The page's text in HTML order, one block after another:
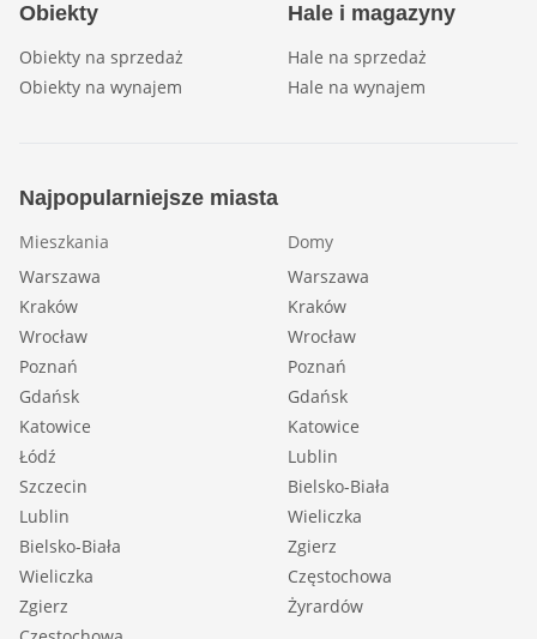
Obiekty
Obiekty na sprzedaż
Obiekty na wynajem
Hale i magazyny
Hale na sprzedaż
Hale na wynajem
Najpopularniejsze miasta
Mieszkania
Warszawa
Kraków
Wrocław
Poznań
Gdańsk
Katowice
Łódź
Szczecin
Lublin
Bielsko-Biała
Wieliczka
Zgierz
Domy
Warszawa
Kraków
Wrocław
Poznań
Gdańsk
Katowice
Lublin
Bielsko-Biała
Wieliczka
Zgierz
Częstochowa
Żyrardów